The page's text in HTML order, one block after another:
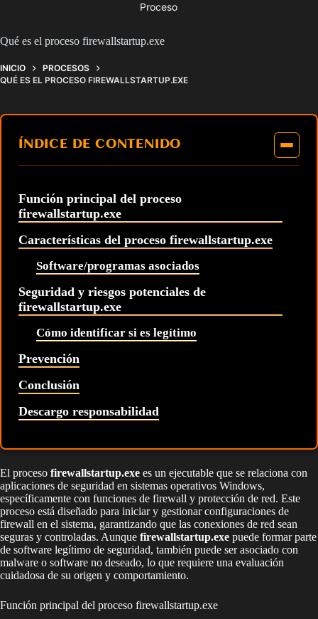
Proceso
Qué es el proceso firewallstartup.exe
INICIO
PROCESOS
QUÉ ES EL PROCESO FIREWALLSTARTUP.EXE
ÍNDICE DE CONTENIDO
Función principal del proceso
firewallstartup.exe
Características del proceso firewallstartup.exe
Software/programas asociados
Seguridad y riesgos potenciales de
firewallstartup.exe
Cómo identificar si es legítimo
Prevención
Conclusión
Descargo responsabilidad
El proceso firewallstartup.exe es un ejecutable que se relaciona con
aplicaciones de seguridad en sistemas operativos Windows,
específicamente con funciones de firewall y protección de red. Este
proceso está diseñado para iniciar y gestionar configuraciones de
firewall en el sistema, garantizando que las conexiones de red sean
seguras y controladas. Aunque firewallstartup.exe puede formar parte
de software legítimo de seguridad, también puede ser asociado con
malware o software no deseado, lo que requiere una evaluación
cuidadosa de su origen y comportamiento.
Función principal del proceso firewallstartup.exe